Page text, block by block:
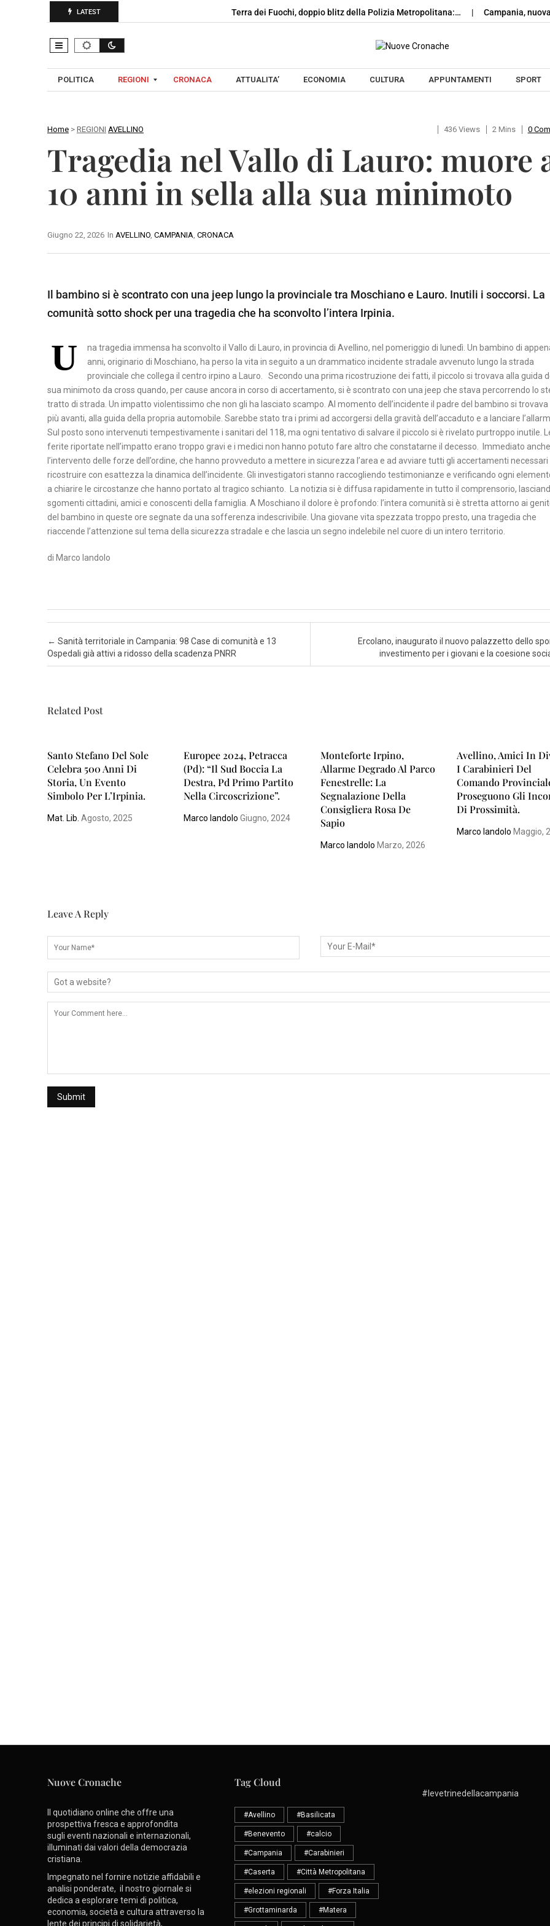
LATEST Terra dei Fuochi, doppio blitz della Polizia Metropolitana:… Campania,
Skip to content
POLITICA REGIONI
C
M
A
A
V
E
L
I
N
B
E
E
V
E
N
T
O
S
R
T
P
O
L
I
N
O
I
I
C
A
M
A
E
R
A
P
O
T
Z
CRONACA ATTUALITA’ ECONOMIA CULTURA APPUNTAMENTI SPORT
Home > REGIONI AVELLINO 436 Views 2 Mins 0
Tragedia nel Vallo di Lauro: muore
10 anni in sella alla sua minimoto
In AVELLINO, CAMPANIA, CRONACA
Giugno 22, 2026
Il bambino si è scontrato con una jeep lungo la provinciale tra Moschiano e Lauro. Inutili i soccorsi. La
comunità sotto shock per una tragedia che ha sconvolto l’intera Irpinia.
U
na tragedia immensa ha sconvolto il Vallo di Lauro, in provincia di Avellino, nel pomeriggio di lunedì. Un bambino di
anni, originario di Moschiano, ha perso la vita in seguito a un drammatico incidente stradale avvenuto lungo la strada
provinciale che collega il centro irpino a Lauro. Secondo una prima ricostruzione dei fatti, il piccolo si trovava alla guida
sua minimoto da cross quando, per cause ancora in corso di accertamento, si è scontrato con una jeep che stava percorrendo lo
tratto di strada. Un impatto violentissimo che non gli ha lasciato scampo. Al momento dell’incidente il padre del bambino si trovava
più avanti, alla guida della propria automobile. Sarebbe stato tra i primi ad accorgersi della gravità dell’accaduto e a lanciare
Sul posto sono intervenuti tempestivamente i sanitari del 118, ma ogni tentativo di salvare il piccolo si è rivelato purtroppo inutile.
ferite riportate nell’impatto erano troppo gravi e i medici non hanno potuto fare altro che constatarne il decesso. Immediato anche
l’intervento delle forze dell’ordine, che hanno provveduto a mettere in sicurezza l’area e ad avviare tutti gli accertamenti necessari
ricostruire con esattezza la dinamica dell’incidente. Gli investigatori stanno raccogliendo testimonianze e verificando ogni
a chiarire le circostanze che hanno portato al tragico schianto. La notizia si è diffusa rapidamente in tutto il comprensorio,
sgomenti cittadini, amici e conoscenti della famiglia. A Moschiano il dolore è profondo: l’intera comunità si è stretta attorno ai
del bambino in queste ore segnate da una sofferenza indescrivibile. Una giovane vita spezzata troppo presto, una tragedia che
riaccende l’attenzione sul tema della sicurezza stradale e che lascia un segno indelebile nel cuore di un intero territorio.
di Marco Iandolo
Post navigation
← Sanità territoriale in Campania: 98 Case di comunità e 13
Ospedali già attivi a ridosso della scadenza PNRR
Ercolano, inaugurato il nuovo palazzetto dello
investimento per i giovani e la coesione
Related Post
Santo Stefano Del Sole
Celebra 500 Anni Di
Storia, Un Evento
Simbolo Per L’Irpinia.
Mat. Lib. Agosto, 2025
Europee 2024, Petracca
(Pd): “Il Sud Boccia La
Destra, Pd Primo Partito
Nella Circoscrizione”.
Marco Iandolo Giugno, 2024
Monteforte Irpino,
Allarme Degrado Al Parco
Fenestrelle: La
Segnalazione Della
Consigliera Rosa De
Sapio
Marco Iandolo Marzo, 2026
Avellino, Amici In
I Carabinieri Del
Comando
Proseguono Gli
Di Prossimità.
Marco Iandolo Maggio,
Leave A Reply
Nuove Cronache
Il quotidiano online che offre una
prospettiva fresca e approfondita
sugli eventi nazionali e internazionali,
illuminati dai valori della democrazia
cristiana.
Impegnato nel fornire notizie affidabili e
analisi ponderate, il nostro giornale si
dedica a esplorare temi di politica,
economia, società e cultura attraverso la
lente dei principi di solidarietà,
Tag Cloud
#Avellino #Basilicata
#Benevento #calcio
#Campania #Carabinieri
#Caserta #Città Metropolitana
#elezioni regionali #Forza Italia
#Grottaminarda #Matera
#levetrinedellacampania